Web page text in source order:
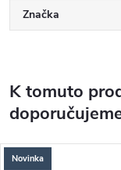
Značka
K tomuto
Novinka